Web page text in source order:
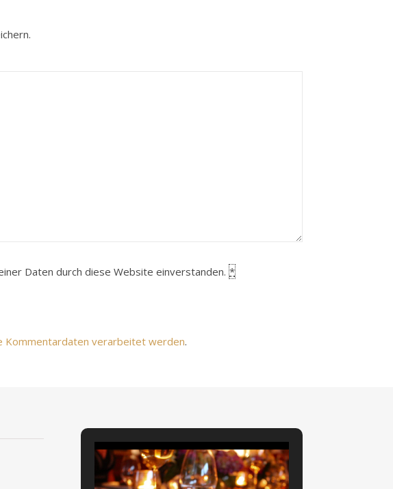
Daten durch diese Website einverstanden. *
Kommentardaten verarbeitet werden.